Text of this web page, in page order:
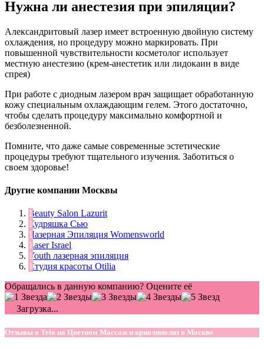
Нужна ли анестезия при эпиляции?
Александритовый лазер имеет встроенную двойную систему
охлаждения, но процедуру можно маркировать. При
повышенной чувствительности косметолог использует
местную анестезию (крем-анестетик или лидокаин в виде
спрея)
При работе с диодным лазером врач защищает обработанную
кожу специальным охлаждающим гелем. Этого достаточно,
чтобы сделать процедуру максимально комфортной и
безболезненной.
Помните, что даже самые современные эстетические
процедуры требуют тщательного изучения. Заботиться о
своем здоровье!
Другие компании Москвы
Beauty Salon Lazurit
Кудряшка Сью
Лазерная Эпиляция Womensworld
Laser Israel
Youth лазерная эпиляция
Студия красоты Otilia
Обращались в данную компанию? Оцените её
Загрузка...
Отзывы о Telo на Цветном Массаж и криолиполиз в Москве